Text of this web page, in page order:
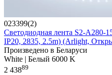
023399(2)
Светодиодная лента S2-A280-
IP20, 2835, 2.5m) (Arlight,
Произведено в Беларуси
White | Белый 6000 K
2 43889